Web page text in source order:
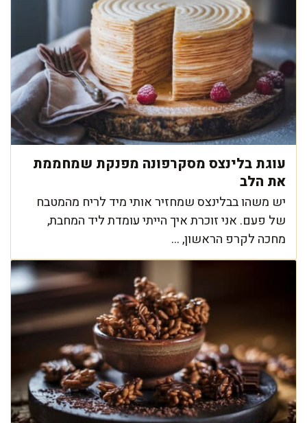
עוגת בלינצס מסקרפונה מפנקת שמחממת
את הלב
יש משהו בבלינצס שמחזיר אותי מיד לריח מהמטבח
של פעם. אני זוכרת איך הייתי עומדת ליד המחבת,
מחכה לקרפ הראשון, ...